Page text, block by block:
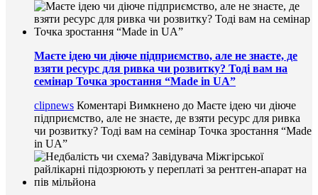
Маєте ідею чи діюче підприємство, але не знаєте, де
взяти ресурс для ривка чи розвитку? Тоді вам на
семінар Точка зростання “Made in UA”
clipnews Коментарі Вимкнено до Маєте ідею чи діюче
підприємство, але не знаєте, де взяти ресурс для ривка
чи розвитку? Тоді вам на семінар Точка зростання “Made
in UA”